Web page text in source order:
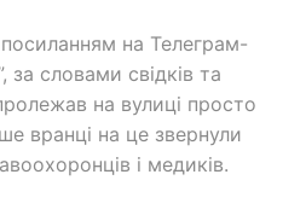
на Телеграм-
за словами свідків та
на вулиці просто
вранці на це звернули
і медиків.